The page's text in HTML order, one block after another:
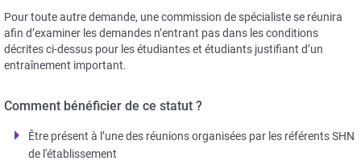
Pour toute autre demande, une commission de spécialiste se réunira
afin d’examiner les demandes n’entrant pas dans les conditions
décrites ci-dessus pour les étudiantes et étudiants justifiant d’un
entraînement important.
Comment bénéficier de ce statut ?
Être présent à l’une des réunions organisées par les référents SHN
de l'établissement